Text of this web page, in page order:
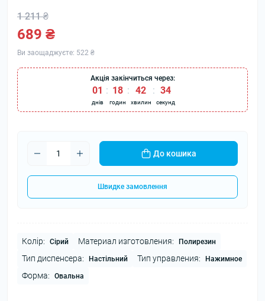
1 211 ₴
689 ₴
Ви заощаджуєте: 522 ₴
Акція закінчиться через:
01
днів
: 18
годин
: 42
хвилин
: 34
секунд
До кошика
Швидке замовлення
Колір: Сірий Материал изготовления: Полирезин
Тип диспенсера: Настільний Тип управления: Нажимное
Форма: Овальна